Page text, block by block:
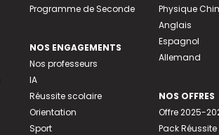
Programme de Seconde
NOS ENGAGEMENTS
Nos professeurs
IA
Réussite scolaire
Orientation
Sport
Physique
Anglais
Espagnol
Allemand
NOS OFFRES
Offre 2025-
Pack